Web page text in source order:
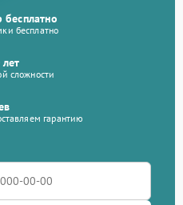
бесплатно
сложности
гарантию